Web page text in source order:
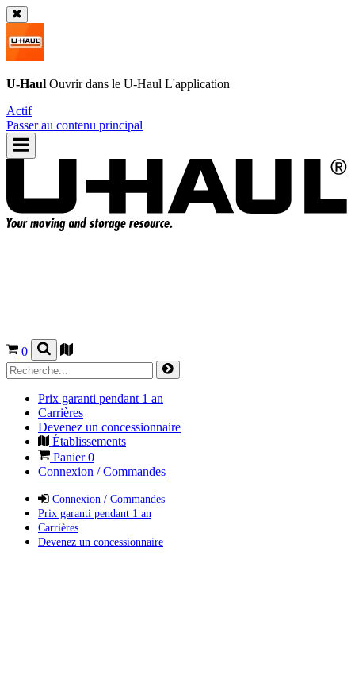
U-Haul Ouvrir dans le U-Haul L'application
Actif
Passer au contenu principal
0
Prix garanti pendant 1 an
Carrières
Devenez un concessionnaire
Établissements
Panier0
Connexion / Commandes
Connexion / Commandes
Prix garanti pendant 1 an
Carrières
Devenez un concessionnaire